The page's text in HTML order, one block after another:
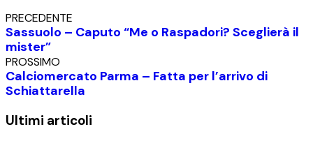
PRECEDENTE
Sassuolo – Caputo “Me o Raspadori? Sceglierà il
mister”
PROSSIMO
Calciomercato Parma – Fatta per l’arrivo di
Schiattarella
Ultimi articoli